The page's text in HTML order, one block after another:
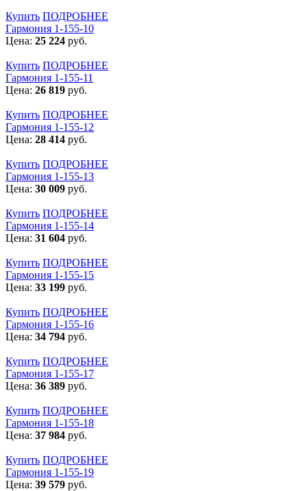
Купить ПОДРОБНЕЕ
Гармония 1-155-10
Цена: 25 224 руб.
Купить ПОДРОБНЕЕ
Гармония 1-155-11
Цена: 26 819 руб.
Купить ПОДРОБНЕЕ
Гармония 1-155-12
Цена: 28 414 руб.
Купить ПОДРОБНЕЕ
Гармония 1-155-13
Цена: 30 009 руб.
Купить ПОДРОБНЕЕ
Гармония 1-155-14
Цена: 31 604 руб.
Купить ПОДРОБНЕЕ
Гармония 1-155-15
Цена: 33 199 руб.
Купить ПОДРОБНЕЕ
Гармония 1-155-16
Цена: 34 794 руб.
Купить ПОДРОБНЕЕ
Гармония 1-155-17
Цена: 36 389 руб.
Купить ПОДРОБНЕЕ
Гармония 1-155-18
Цена: 37 984 руб.
Купить ПОДРОБНЕЕ
Гармония 1-155-19
Цена: 39 579 руб.